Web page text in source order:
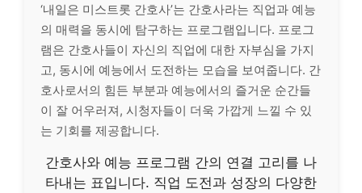
‘내일은 미스트롯 간호사’는 간호사라는 직업과 예능
의 매력을 동시에 탐구하는 프로그램입니다. 프로그
램은 간호사들이 자신의 직업에 대한 자부심을 가지
고, 동시에 예능에서 도전하는 모습을 보여줍니다. 간
호사로서의 힘든 부분과 예능에서의 즐거운 순간들
이 잘 어우러져, 시청자들이 더욱 가깝게 느낄 수 있
는 기회를 제공합니다.
간호사와 예능 프로그램 간의 연결 고리를 나
타내는 표입니다. 직업 도전과 성장의 다양한